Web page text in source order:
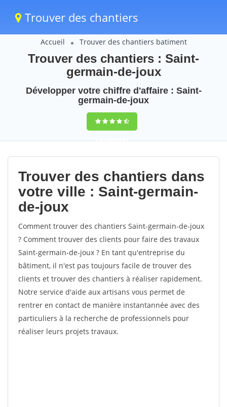
Trouver des chantiers
Accueil Trouver des chantiers batiment
Trouver des chantiers : Saint-
germain-de-joux
Développer votre chiffre d'affaire : Saint-
germain-de-joux
9,5(100%)54
votes
Trouver des chantiers dans
votre ville : Saint-germain-
de-joux
Comment trouver des chantiers Saint-germain-de-joux
? Comment trouver des clients pour faire des travaux
Saint-germain-de-joux ? En tant qu'entreprise du
bâtiment, il n'est pas toujours facile de trouver des
clients et trouver des chantiers à réaliser rapidement.
Notre service d'aide aux artisans vous permet de
rentrer en contact de manière instantannée avec des
particuliers à la recherche de professionnels pour
réaliser leurs projets travaux.